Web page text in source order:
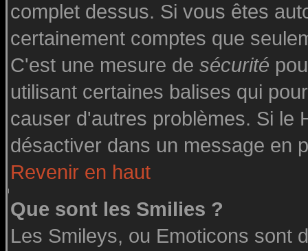
complet dessus. Si vous êtes
certainement comptes que
C'est une mesure de sécurité
utilisant certaines balises qui
causer d'autres problèmes. Si le
désactiver dans un message en
Revenir en haut
Que sont les Smilies ?
Les Smileys, ou Emoticons sont